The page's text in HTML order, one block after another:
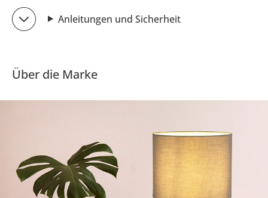
Anleitungen und Sicherheit
Über die Marke